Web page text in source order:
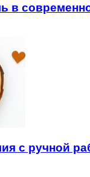
в
с ручной